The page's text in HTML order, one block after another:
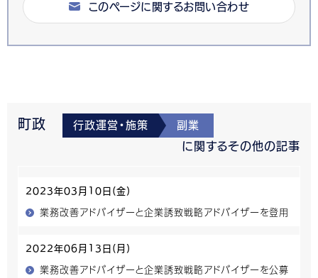
このページに関するお問い合わせ
町政 行政運営・施策 副業
に関するその他の記事
2023年03月10日(金)
業務改善アドバイザーと企業誘致戦略アドバイザーを登用
2022年06月13日(月)
業務改善アドバイザーと企業誘致戦略アドバイザーを公募